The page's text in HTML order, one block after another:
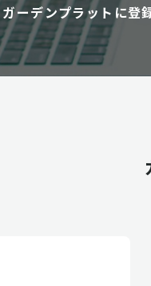
ガーデンプラットに登